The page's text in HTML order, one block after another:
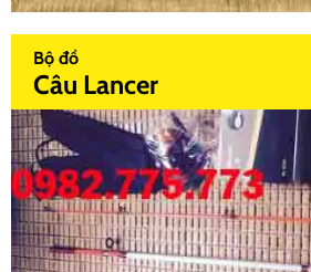
Bộ đồ
Câu Lancer